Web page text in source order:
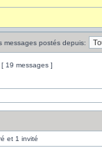
messages postés depuis:
[ 19 messages ]
et 1 invité